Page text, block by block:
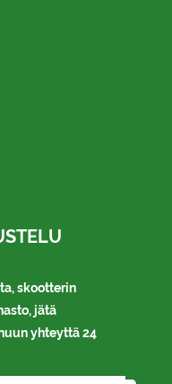
skootterin
jätä
yhteyttä 24